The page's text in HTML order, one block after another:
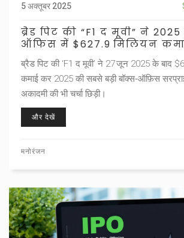
5 अक्तूबर 2025
ब्रैड पिट की “F1 द मूवी” ने
ऑफिस में $627.9 मिलियन
ब्रैड पिट की ‘F1 द मूवी’ ने 27 जून 2025 के बाद
कमाई कर 2025 की सबसे बड़ी बॉक्स‑ऑफ़िस
अकादमी की भी चर्चा छिड़ी।
और देखें
मनोरंजन